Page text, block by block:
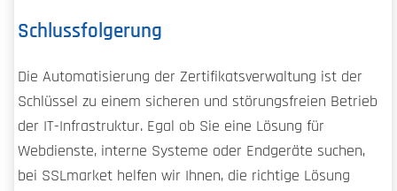
Schlussfolgerung
Die Automatisierung der Zertifikatsverwaltung ist der
Schlüssel zu einem sicheren und störungsfreien Betrieb
der IT-Infrastruktur. Egal ob Sie eine Lösung für
Webdienste, interne Systeme oder Endgeräte suchen,
bei SSLmarket helfen wir Ihnen, die richtige Lösung